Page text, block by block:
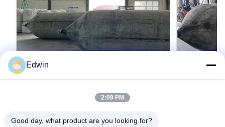
Kapal Dan Kapal
Edwin
2:09 PM
Good day, what product are you looking for?